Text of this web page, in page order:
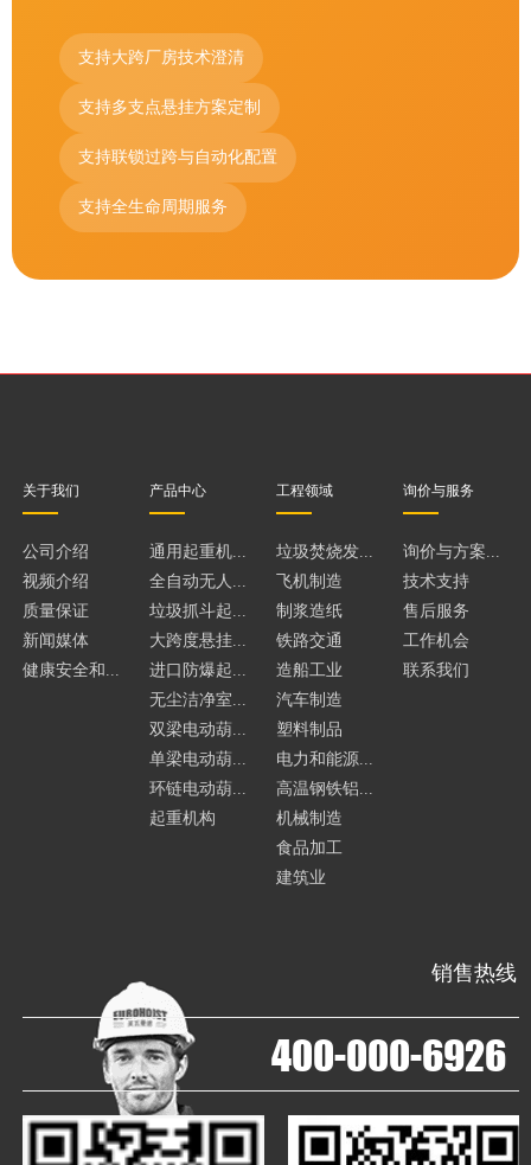
支持大跨厂房技术澄清
支持多支点悬挂方案定制
支持联锁过跨与自动化配置
支持全生命周期服务
关于我们
公司介绍
视频介绍
质量保证
新闻媒体
健康安全和...
产品中心
通用起重机...
全自动无人...
垃圾抓斗起...
大跨度悬挂...
进口防爆起...
无尘洁净室...
双梁电动葫...
单梁电动葫...
环链电动葫...
起重机构
工程领域
垃圾焚烧发...
飞机制造
制浆造纸
铁路交通
造船工业
汽车制造
塑料制品
电力和能源...
高温钢铁铝...
机械制造
食品加工
建筑业
询价与服务
询价与方案...
技术支持
售后服务
工作机会
联系我们
销售热线
400-000-6926